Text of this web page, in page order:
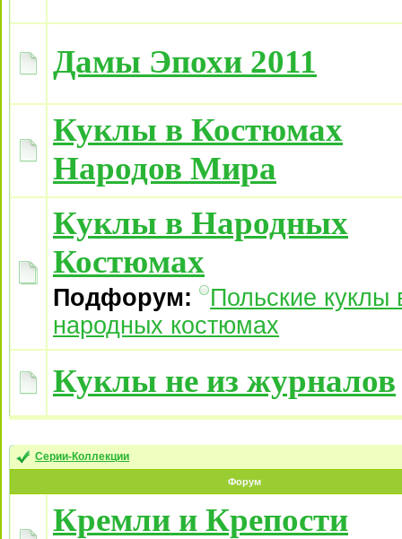
Дамы Эпохи 2011
Куклы в Костюмах
Народов Мира
Куклы в Народных
Костюмах
Подфорум:
Польские куклы
народных костюмах
Куклы не из журналов
Серии-Коллекции
Форум
Кремли и Крепости